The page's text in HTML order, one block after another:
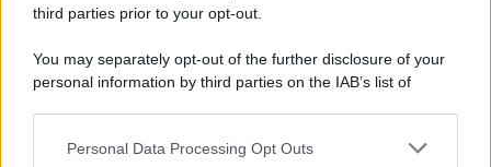
third parties prior to your opt-out.
You may separately opt-out of the further disclosure of your
personal information by third parties on the IAB’s list of
This information may also be disclosed by us to third parties
Personal Data Processing Opt Outs